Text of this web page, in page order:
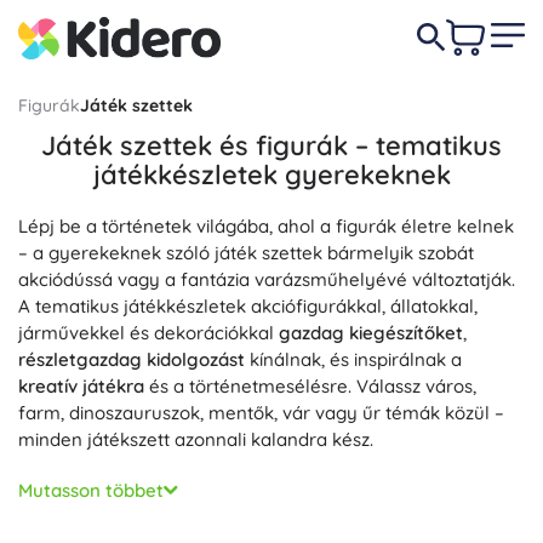
FigurákJáték szettek
Játék szettek és figurák – tematikus
játékkészletek gyerekeknek
Lépj be a történetek világába, ahol a figurák életre kelnek
– a gyerekeknek szóló játék szettek bármelyik szobát
akciódússá vagy a fantázia varázsműhelyévé változtatják.
A tematikus játékkészletek akciófigurákkal, állatokkal,
járművekkel és dekorációkkal gazdag kiegészítőket,
részletgazdag kidolgozást kínálnak, és inspirálnak a
kreatív játékra és a történetmesélésre. Válassz város,
farm, dinoszauruszok, mentők, vár vagy űr témák közül –
minden játékszett azonnali kalandra kész.
Az okos funkciók örömet szereznek a kis építőknek: sok
játékszett mozgó elemekkel
Mutasson többet